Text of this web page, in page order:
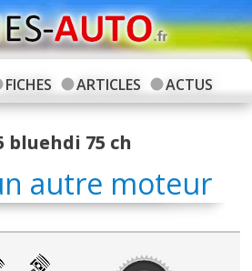
FICHES ARTICLES ACTUS
bluehdi 75 ch
autre moteur